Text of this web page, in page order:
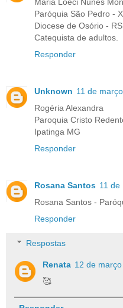
Paróquia São Pedro -
Diocese de Osório - RS
Catequista de adultos.
Responder
Unknown 11 de
Rogéria Alexandra
Paroquia Cristo
Ipatinga MG
Responder
Rosana Santos 11 de
Rosana Santos -
Responder
Respostas
Renata 12 de
🥰